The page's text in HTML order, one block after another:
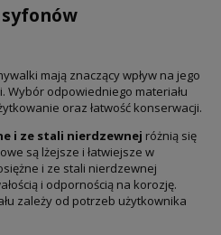
mają znaczący wpływ na jego
Wybór odpowiedniego materiału
oraz łatwość konserwacji.
i ze stali nierdzewnej różnią się
są lżejsze i łatwiejsze w
i ze stali nierdzewnej
i odpornością na korozję.
zależy od potrzeb użytkownika